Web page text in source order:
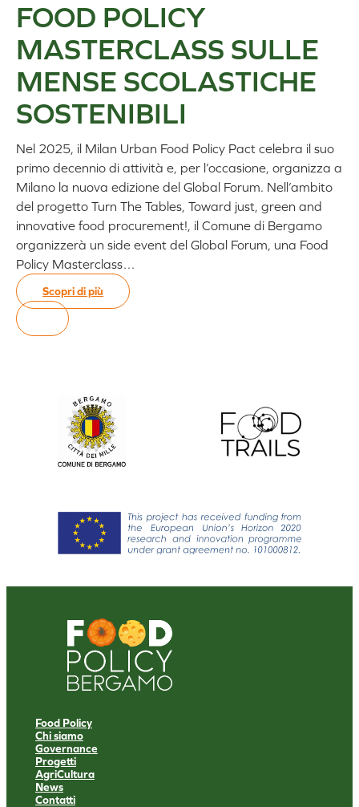
FOOD POLICY
MASTERCLASS SULLE
MENSE SCOLASTICHE
SOSTENIBILI
Nel 2025, il Milan Urban Food Policy Pact celebra il suo
primo decennio di attività e, per l’occasione, organizza a
Milano la nuova edizione del Global Forum. Nell’ambito
del progetto Turn The Tables, Toward just, green and
innovative food procurement!, il Comune di Bergamo
organizzerà un side event del Global Forum, una Food
Policy Masterclass…
Scopri di più
:
MENSE
SCOLASTICHE
SOSTENIBILI
Food Policy
Chi siamo
Governance
Progetti
AgriCultura
News
Contatti